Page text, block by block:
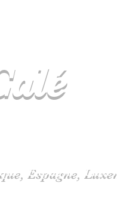
Espagne,